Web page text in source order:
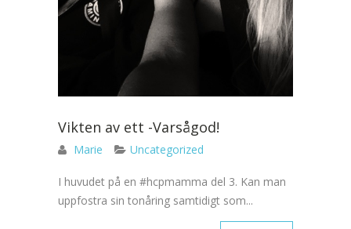
Vikten av ett -Varsågod!
Marie Uncategorized
I huvudet på en #hcpmamma del 3. Kan man
uppfostra sin tonåring samtidigt som...